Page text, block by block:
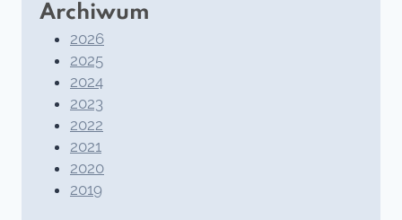
Archiwum
2026
2025
2024
2023
2022
2021
2020
2019